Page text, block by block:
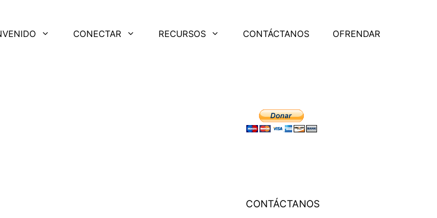
CONECTAR RECURSOS CONTÁCTANOS OFRENDAR
CONTÁCTANOS